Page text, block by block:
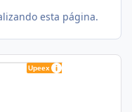
esta página.